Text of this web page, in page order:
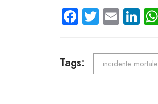
Fa
ce
o
ok
T
wi
tt
er
E
m
ail
Li
nk
e
dI
n
Tags: incidente mortale